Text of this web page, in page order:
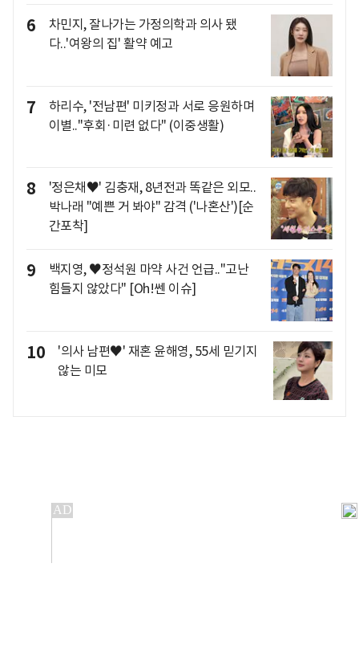
6
차민지, 잘나가는 가정의학과 의사 됐
다..'여왕의 집' 활약 예고
7
하리수, '전남편' 미키정과 서로 응원하며
이별.."후회·미련 없다" (이중생활)
8
'정은채♥' 김충재, 8년전과 똑같은 외모..
박나래 "예쁜 거 봐야" 감격 ('나혼산')[순
간포착]
9
백지영, ♥정석원 마약 사건 언급.."고난
힘들지 않았다" [Oh!쎈 이슈]
10
'의사 남편♥' 재혼 윤해영, 55세 믿기지
않는 미모